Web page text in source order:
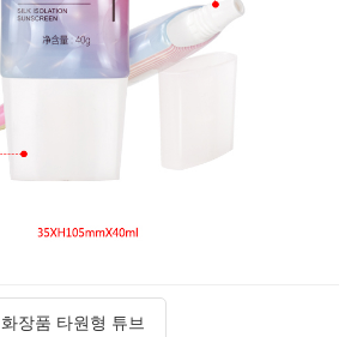
화장품 타원형 튜브